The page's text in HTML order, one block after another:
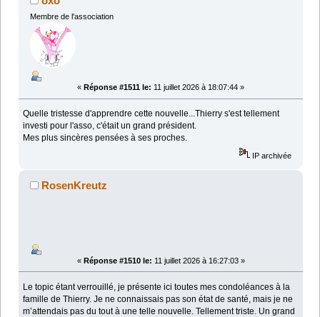
Membre de l'association
« Réponse #1511 le: 11 juillet 2026 à 18:07:44 »
Quelle tristesse d'apprendre cette nouvelle...Thierry s'est tellement
investi pour l'asso, c'était un grand président.
Mes plus sincères pensées à ses proches.
IP archivée
RosenKreutz
« Réponse #1510 le: 11 juillet 2026 à 16:27:03 »
Le topic étant verrouillé, je présente ici toutes mes condoléances à la
famille de Thierry. Je ne connaissais pas son état de santé, mais je ne
m’attendais pas du tout à une telle nouvelle. Tellement triste. Un grand